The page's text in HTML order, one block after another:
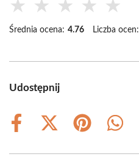
★ ★ ★ ★ ★
Średnia ocena: 4.76 Liczba ocen:
Udostępnij
Share
Share
(Twitter)
Share
Share